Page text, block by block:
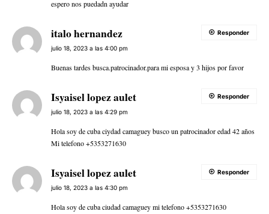
espero nos puedadn ayudar
italo hernandez
julio 18, 2023 a las 4:00 pm
Buenas tardes busca.patrocinador.para mi esposa y 3 hijos por favor
Responder
Isyaisel lopez aulet
julio 18, 2023 a las 4:29 pm
Hola soy de cuba ciydad camaguey busco un patrocinador edad 42 años
Mi telefono +5353271630
Responder
Isyaisel lopez aulet
julio 18, 2023 a las 4:30 pm
Hola soy de cuba ciudad camaguey mi telefono +5353271630
Responder